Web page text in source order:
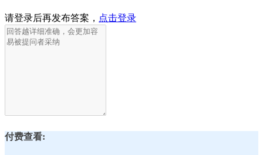
请登录后再发布答案， 点击登录
付费查看: